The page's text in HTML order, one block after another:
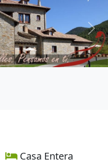
Casa Entera